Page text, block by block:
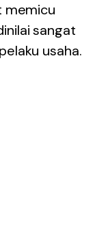
memicu
sangat
usaha.